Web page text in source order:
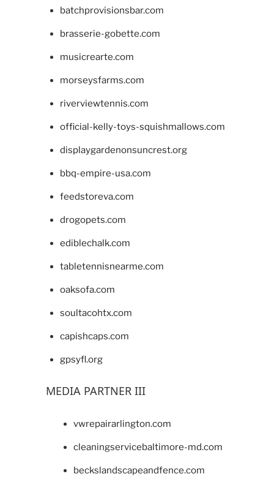
batchprovisionsbar.com
brasserie-gobette.com
musicrearte.com
morseysfarms.com
riverviewtennis.com
official-kelly-toys-squishmallows.com
displaygardenonsuncrest.org
bbq-empire-usa.com
feedstoreva.com
drogopets.com
ediblechalk.com
tabletennisnearme.com
oaksofa.com
soultacohtx.com
capishcaps.com
gpsyfl.org
MEDIA PARTNER III
vwrepairarlington.com
cleaningservicebaltimore-md.com
beckslandscapeandfence.com